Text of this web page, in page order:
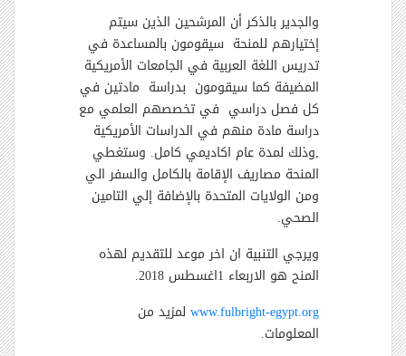
والجدير بالذكر أن المرشحين الذين سيتم
إختيارهم للمنحة سيقومون بالمساعدة في
تدريس اللغة العربية في الجامعات الأمريكية
المضيفة كما سيقومون بدراسة مادتين في
كل فصل دراسي في تخصصهم العلمي مع
دراسة مادة منهم في الدراسات الأمريكية
,وذلك لمدة عام اكاديمي كامل. وستغطي
المنحة مصاريف الإقامة بالكامل والسفر الي
ومن الولايات المتحدة بالإضافة إلي التامين
الصحي.
ويرجي التنبية ان اخر موعد للتقديم لهذه
المنح هو الاربعاء 1اغسطس 2018.
www.fulbright-egypt.org لمزيد من
المعلومات.